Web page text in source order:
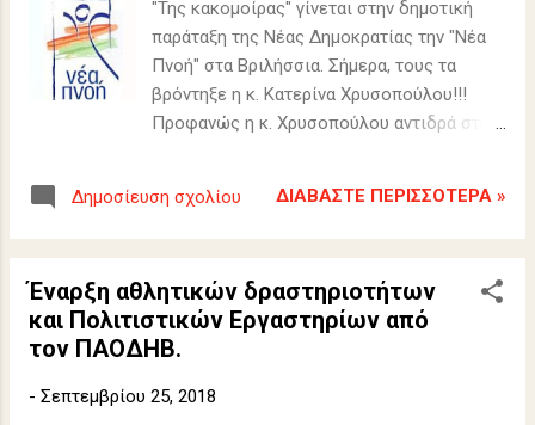
"Της κακομοίρας" γίνεται στην δημοτική
παράταξη της Νέας Δημοκρατίας την "Νέα
Πνοή" στα Βριλήσσια. Σήμερα, τους τα
βρόντηξε η κ. Κατερίνα Χρυσοπούλου!!!
Προφανώς η κ. Χρυσοπούλου αντιδρά στη
δημοτικού συμβούλου Γιάννη Πισιμίση,
γεγονός που αποκάλυψαν αποκλειστικά τα
Δημοσίευση σχολίου ΔΙΑΒΆΣΤΕ ΠΕΡΙΣΣΌΤΕΡΑ »
Έναρξη αθλητικών δραστηριοτήτων
και Πολιτιστικών Εργαστηρίων από
τον ΠΑΟΔΗΒ.
- Σεπτεμβρίου 25, 2018